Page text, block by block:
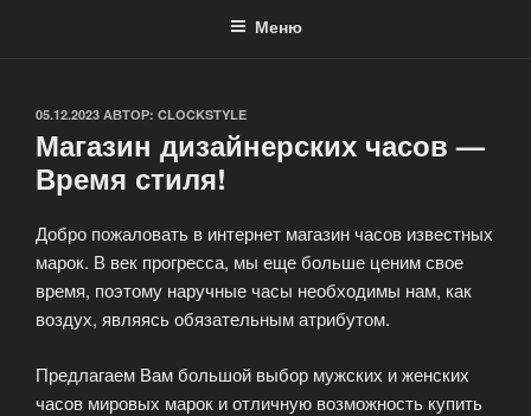
Меню
ОПУБЛИКОВАНО
05.12.2023 АВТОР: CLOCKSTYLE
Магазин дизайнерских часов —
Время стиля!
Добро пожаловать в интернет магазин часов известных
марок. В век прогресса, мы еще больше ценим свое
время, поэтому наручные часы необходимы нам, как
воздух, являясь обязательным атрибутом.
Предлагаем Вам большой выбор мужских и женских
часов мировых марок и отличную возможность купить